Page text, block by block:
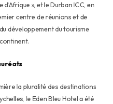
», et le Durban ICC, en
centre de réunions et de
développement du tourisme
la pluralité des destinations
le Eden Bleu Hotel a été